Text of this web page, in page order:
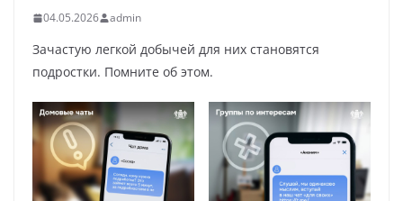
04.05.2026 admin
Зачастую легкой добычей для них становятся
подростки. Помните об этом.